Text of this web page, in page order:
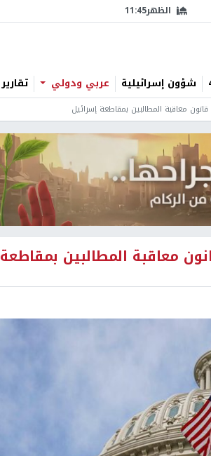
الظهر11:45
شؤون إسرائيلية عربي ودولي تقارير
معاقبة المطالبين بمقاطعة إسرائيل
معاقبة المطالبين بمقاطعة